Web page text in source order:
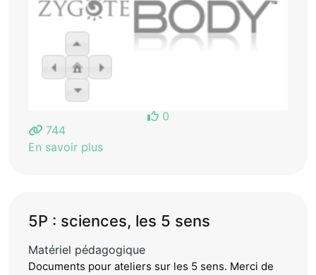
0
744
En savoir plus
5P : sciences, les 5 sens
Matériel pédagogique
Documents pour ateliers sur les 5 sens. Merci de